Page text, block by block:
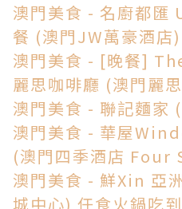
澳門美食 - 名廚都
餐 (澳門JW萬豪酒店)
澳門美食 - [晚餐]
麗思咖啡廳 (澳門麗
澳門美食 - 聯記麵家
澳門美食 - 華屋
(澳門四季酒店 Four
澳門美食 - 鮮Xin 亞
城中心) 任食火鍋吃